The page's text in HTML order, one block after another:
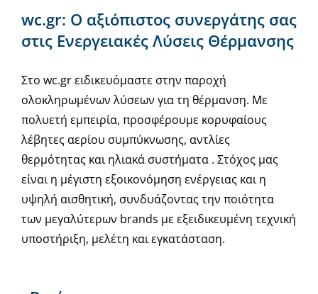
wc.gr: Ο αξιόπιστος συνεργάτης σας
στις Ενεργειακές Λύσεις Θέρμανσης
Στο wc.gr ειδικευόμαστε στην παροχή
ολοκληρωμένων λύσεων για τη θέρμανση. Με
πολυετή εμπειρία, προσφέρουμε κορυφαίους
λέβητες αερίου συμπύκνωσης, αντλίες
θερμότητας και ηλιακά συστήματα . Στόχος μας
είναι η μέγιστη εξοικονόμηση ενέργειας και η
υψηλή αισθητική, συνδυάζοντας την ποιότητα
των μεγαλύτερων brands με εξειδικευμένη τεχνική
υποστήριξη, μελέτη και εγκατάσταση.